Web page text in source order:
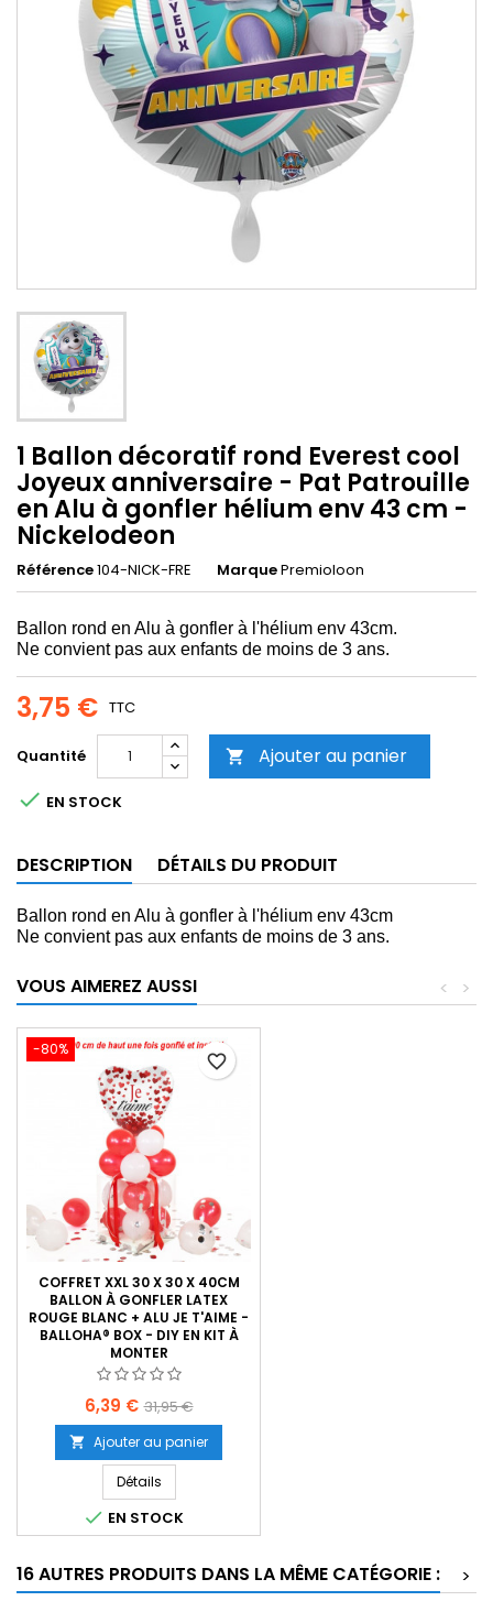
1 Ballon décoratif rond Everest cool
Joyeux anniversaire - Pat Patrouille
en Alu à gonfler hélium env 43 cm -
Nickelodeon
Référence104-NICK-FRE MarquePremioloon
Ballon rond en Alu à gonfler à l'hélium env 43cm.
Ne convient pas aux enfants de moins de 3 ans.
3,75 € TTC
Quantité  Ajouter au panier
 EN STOCK
DESCRIPTION DÉTAILS DU PRODUIT
Ballon rond en Alu à gonfler à l'hélium env 43cm
Ne convient pas aux enfants de moins de 3 ans.
VOUS AIMEREZ AUSSI >
<
-80%
COFFRET XXL 30 X 30 X 40CM
BALLON À GONFLER LATEX
ROUGE BLANC + ALU JE T'AIME -
BALLOHA® BOX - DIY EN KIT À
MONTER
Prix
6,39 € Prix
base
31,95 €
 Ajouter au panier
Détails
 EN STOCK
favorite_border
16 AUTRES PRODUITS DANS LA MÊME CATÉGORIE :
>